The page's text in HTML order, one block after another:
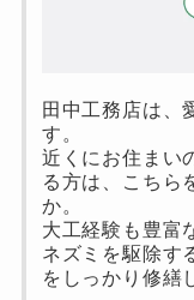
田中工務店は、
す。
近くにお住まい
る方は、こちら
か。
大工経験も豊富
ネズミを駆除す
をしっかり修繕